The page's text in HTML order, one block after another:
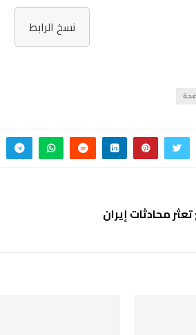
نسخ الرابط
محادثات إيران